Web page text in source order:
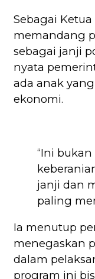
Sebagai Ketua
memandang
sebagai janji
nyata
ada anak
ekonomi.
“Ini
janji dan
paling
Ia menutup
menegaskan
dalam
program ini